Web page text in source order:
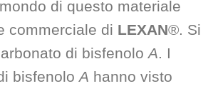
di questo materiale
commerciale di LEXAN®. Si
di bisfenolo A. I
bisfenolo A hanno visto